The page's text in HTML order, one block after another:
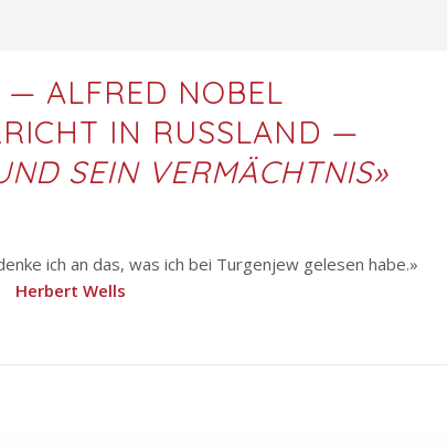
— ALFRED NOBEL
IN RUSSLAND —
SEIN VERMÄCHTNIS»
ich an das, was ich bei Turgenjew gelesen habe.»
Herbert Wells